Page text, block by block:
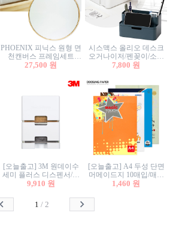
PHOENIX 피닉스 원형 면
천캔버스 프레임세트
30cm/원형캔버스/플로팅
27,500 원
시스맥스 올리오 데스크
오거나이저/펜꽂이/소품
꽂이/소품함/정리함/수납
7,800 원
[오늘출고] 3M 원데이수
세미 플러스 디스펜서/소
프트수세미5매+강력수세
9,910 원
[오늘출고] A4 두성 단면
머메이드지 10매입/매직
터치/색지/색상지/색복사
칼라색지/고급복사지
1,460 원
1 / 2